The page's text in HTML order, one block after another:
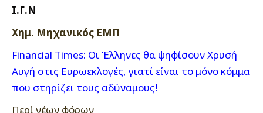
Ι.Γ.Ν
Χημ. Μηχανικός ΕΜΠ
Financial Times: Οι Έλληνες θα ψηφίσουν Χρυσή
Αυγή στις Ευρωεκλογές, γιατί είναι το μόνο κόμμα
που στηρίζει τους αδύναμους!
Περί νέων φόρων